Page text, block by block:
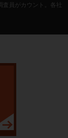
員がカウント。各社